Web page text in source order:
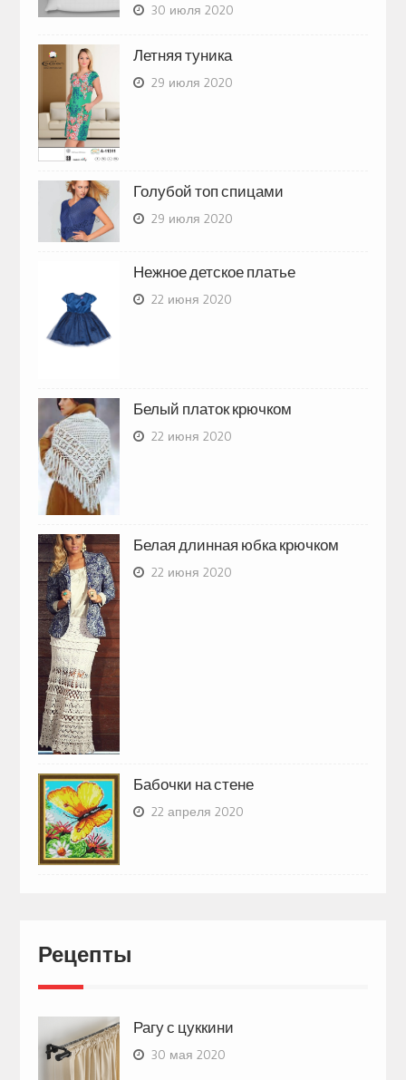
30 июля 2020
Летняя туника
29 июля 2020
Голубой топ спицами
29 июля 2020
Нежное детское платье
22 июня 2020
Белый платок крючком
22 июня 2020
Белая длинная юбка крючком
22 июня 2020
Бабочки на стене
22 апреля 2020
Рецепты
Рагу с цуккини
30 мая 2020